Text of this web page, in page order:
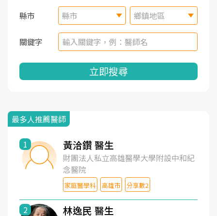
縣市 縣市 鄉鎮地區
關鍵字
立即搜尋
最多人推薦醫師
1 黃洽鑽 醫生
財團法人私立高雄醫學大學附設中和紀
念醫院
家庭醫學科 高雄市 分享數2
2 林逸民 醫生